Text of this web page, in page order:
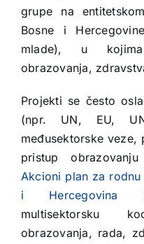
grupe na
Bosne i
mlade), u kojima
obrazovanja,
Projekti se često
(npr. UN, EU,
međusektorske veze,
pristup
Akcioni plan za rodnu
i Hercegovina
multisektorsku
obrazovanja, rada,